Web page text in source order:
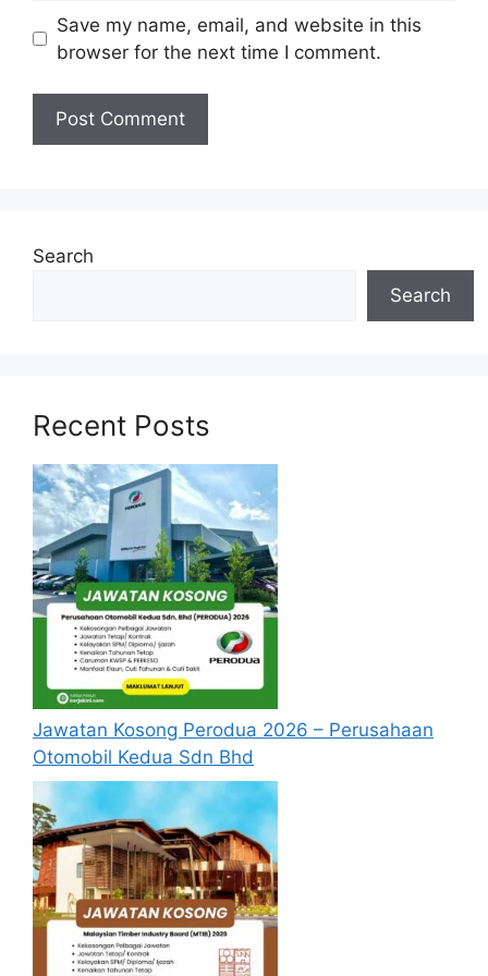
Development), Utility Automation Unit
Executive (Software System
Development), Utility Automation Unit
Researcher (Science), Smart Grid Unit
Technician, Built Environment & Climate
Intern (Graphic Designer)
(Mohon
Calon hendaklah warganegara Malaysia
berusia tidak kurang daripada
tahunpada tarikh tutup permohonan
jawatan.
Berkelayakan dan melepasi syarat-syarat
pelantikan yang telah ditetapkan bagi
setiap jawatan yang hendak dipohon, Sila
baca pada lampiran yang kami telah
sediakan seperti berikut.
Update Jawatan Kosong Terkini
Cara Memohon
Permohonan jawatan diatas hendaklah
melalui pautan
Permohonan Online
boleh didapati melalui pautan yang telah
disediakan dibawah. Untuk pemohon kali
pertama, anda perlu mendaftar
akaun baru terlebih dahulu.
Calon dikehendaki memuat naik resume
yang lengkap (kelayakan akademik,
Save my name, email, and website in this
browser for the next time I comment.
Search
Search
Recent Posts
Jawatan Kosong Perodua 2026 – Perusahaan
Otomobil Kedua Sdn Bhd